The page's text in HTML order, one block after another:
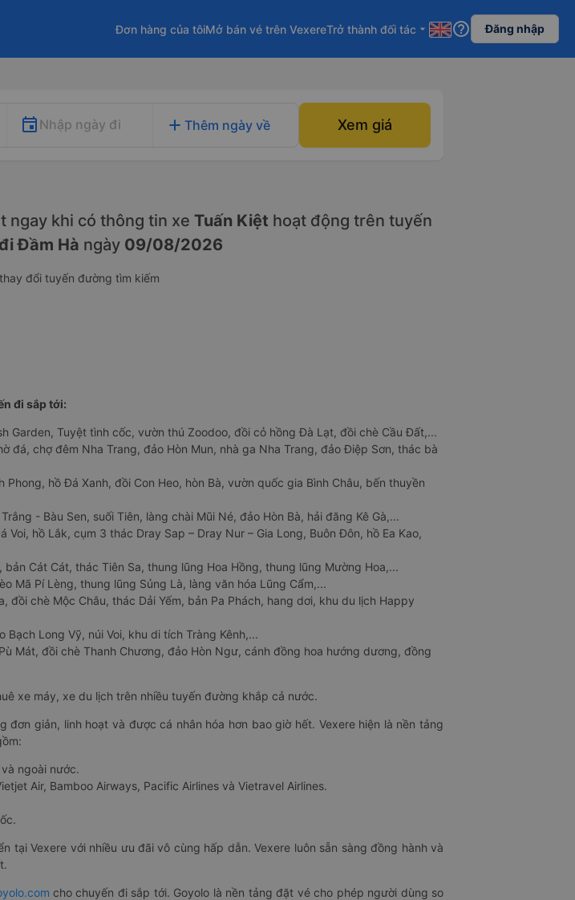
Đơn hàng của tôiMở bán vé trên VexereTrở thành đối tác arrow_drop_down help_outline Đăng nhập
Nhập ngày đi add Thêm ngày về Xem giá
ngay khi có thông tin xe Tuấn Kiệt hoạt động trên tuyến
Đầm Hà ngày 09/08/2026
đổi tuyến đường tìm kiếm
đi sắp tới:
Garden, Tuyệt tình cốc, vườn thú Zoodoo, đồi cỏ hồng Đà Lạt, đồi chè Cầu Đất,...
đá, chợ đêm Nha Trang, đảo Hòn Mun, nhà ga Nha Trang, đảo Điệp Sơn, thác bà
Phong, hồ Đá Xanh, đồi Con Heo, hòn Bà, vườn quốc gia Bình Châu, bến thuyền
- Bàu Sen, suối Tiên, làng chài Mũi Né, đảo Hòn Bà, hải đăng Kê Gà,...
Voi, hồ Lắk, cụm 3 thác Dray Sap – Dray Nur – Gia Long, Buôn Đôn, hồ Ea Kao,
Cát Cát, thác Tiên Sa, thung lũng Hoa Hồng, thung lũng Mường Hoa,...
Mã Pí Lèng, thung lũng Sủng Là, làng văn hóa Lũng Cẩm,...
đồi chè Mộc Châu, thác Dải Yếm, bản Pa Phách, hang dơi, khu du lịch Happy
Bạch Long Vỹ, núi Voi, khu di tích Tràng Kênh,...
Mát, đồi chè Thanh Chương, đảo Hòn Ngư, cánh đồng hoa hướng dương, đồng
xe máy, xe du lịch trên nhiều tuyến đường khắp cả nước.
giản, linh hoạt và được cá nhân hóa hơn bao giờ hết. Vexere hiện là nền tảng
ngoài nước.
Air, Bamboo Airways, Pacific Airlines và Vietravel Airlines.
Vexere với nhiều ưu đãi vô cùng hấp dẫn. Vexere luôn sẵn sàng đồng hành và
cho chuyến đi sắp tới. Goyolo là nền tảng đặt vé cho phép người dùng so